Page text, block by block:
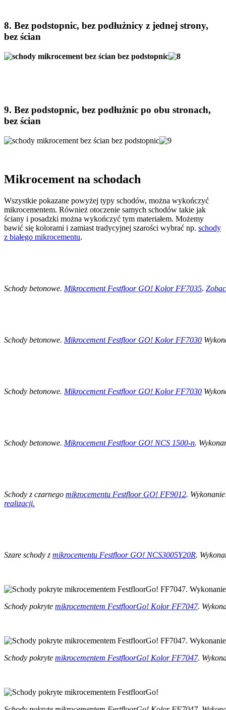
8. Bez podstopnic, bez podłużnicy z jednej strony,
bez ścian
9. Bez podstopnic, bez podłużnic po obu stronach,
bez ścian
Mikrocement na schodach
Wszystkie pokazane powyżej typy schodów, można wykończyć
mikrocementem. Również otoczenie samych schodów takie jak
ściany i posadzki można wykończyć tym materiałem. Możemy
bawić się kolorami i zamiast tradycyjnej szarości wybrać np. schody
z białego mikrocementu.
Schody betonowe. Mikrocement Festfloor GO! Kolor FF7035.
Schody betonowe. Mikrocement Festfloor GO! Kolor FF7030
Schody betonowe. Mikrocement Festfloor GO! Kolor FF7030
Schody betonowe. Mikrocement Festfloor GO! NCS 1500-n.
Schody z czarnego mikrocementu Festfloor GO! FF9012.
realizacji.
Szare schody z mikrocementu Festfloor GO! NCS3005Y20R.
Schody pokryte mikrocementem FestfloorGo! Kolor FF7047.
Schody pokryte mikrocementem FestfloorGo! Kolor FF7047.